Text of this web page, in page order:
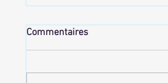
Commentaires